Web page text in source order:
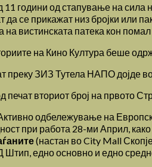
11 години од стапување на сила
се прикажат низ бројки или
вистинската патека кон
на Кино Култура беше
преку ЗИЗ Тутела НАПО дојде
печат вториот број на првото
одбележување на
при работа 28-ми Април,
(настан во City Mall
Штип, едно основно и едно